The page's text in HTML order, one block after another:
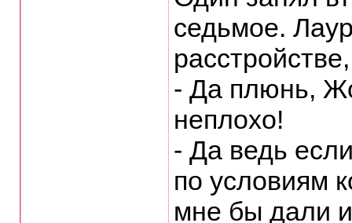
седьмое.
- Да плюнь,
неплохо!
- Да ведь
по условиям
мне бы дали